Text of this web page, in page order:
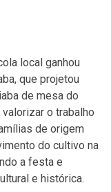
local ganhou
que projetou
de mesa do
o trabalho
de origem
do cultivo na
a festa e
e histórica.